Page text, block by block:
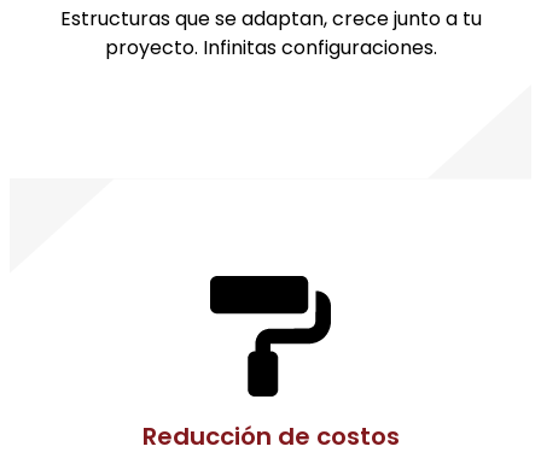
Estructuras que se adaptan, crece junto a tu
proyecto. Infinitas configuraciones.
Reducción de costos